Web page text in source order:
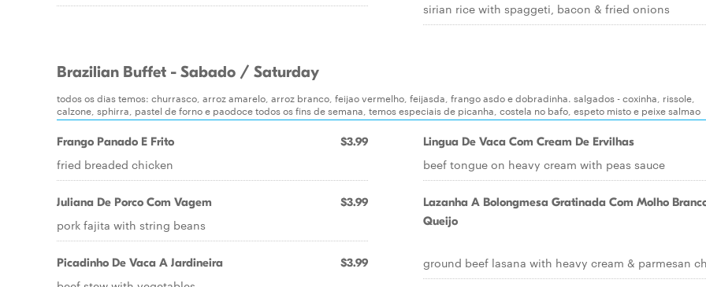
sirian rice with spaggeti, bacon & fried onions
Brazilian Buffet - Sabado / Saturday
todos os dias temos: churrasco, arroz amarelo, arroz branco, feijao vermelho, feijasda, frango asdo e dobradinha. salgados - coxinha, rissole,
calzone, sphirra, pastel de forno e paodoce todos os fins de semana, temos especiais de picanha, costela no bafo, espeto misto e peixe salmao
Frango Panado E Frito $3.99
fried breaded chicken
Juliana De Porco Com Vagem $3.99
pork fajita with string beans
Picadinho De Vaca A Jardineira $3.99
Lingua De Vaca Com Cream De Ervilhas
beef tongue on heavy cream with peas sauce
Lazanha A Bolongmesa Gratinada Com Molho
Queijo
ground beef lasana with heavy cream & parmesan